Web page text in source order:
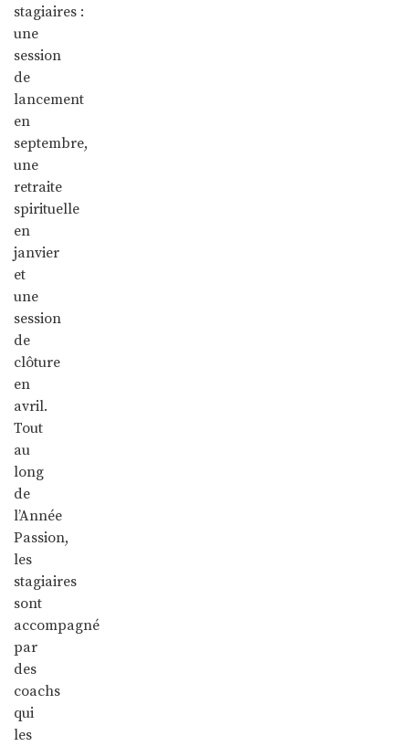
stagiaires :
une
session
de
lancement
en
septembre,
une
retraite
spirituelle
en
janvier
et
une
session
de
clôture
en
avril.
Tout
au
long
de
l’Année
Passion,
les
stagiaires
sont
accompagné
par
des
coachs
qui
les